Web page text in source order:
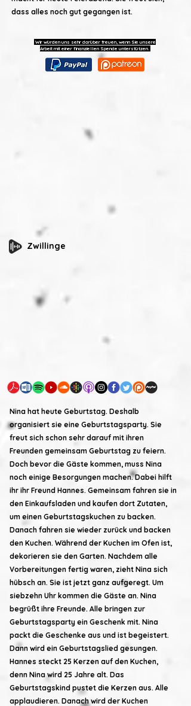
dass alles noch gut gegangen ist.
Wir würden uns sehr darüber freuen, wenn Sie unsere
Arbeit mit einer finanziellen Spende unterstützen.
Zwillinge
Nina hat heute Geburtstag. Deshalb
organisiert sie eine Geburtstagsparty. Sie
freut sich schon sehr darauf mit ihren
Freunden gemeinsam Geburtstag zu feiern.
Doch bevor die Gäste kommen, muss Nina
noch einige Besorgungen machen. Dabei hilft
ihr ihr Freund Hannes. Gemeinsam fahren sie in
den Einkaufsladen und kaufen dort Zutaten,
um einen Geburtstagskuchen zu backen.
Danach fahren sie wieder zurück und backen
den Kuchen. Während der Kuchen im Ofen ist,
dekorieren sie den Garten. Nachdem alle
Vorbereitungen fertig waren, zieht Nina sich
hübsch an. Sie ist jetzt ganz aufgeregt. Um
siebzehn Uhr kommen die Gäste an. Nina
begrüßt ihre Freunde. Alle bringen zur
Geburtstagsparty ein Geschenk mit. Nina
packt die Geschenke aus und ist begeistert.
Dann wird ein Geburtstagslied gesungen.
Hannes steckt 25 Kerzen auf den Kuchen,
denn Nina wird 25 Jahre alt. Das
Geburtstagskind pustet die Kerzen aus. Alle
applaudieren. Danach wird der Kuchen